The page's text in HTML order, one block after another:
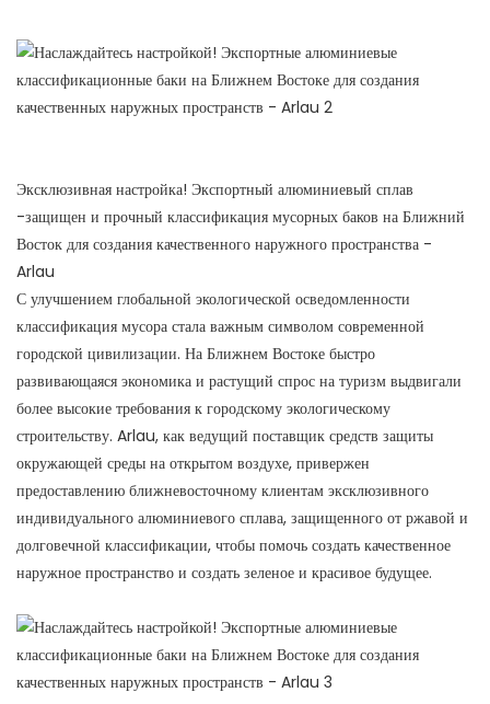
Эксклюзивная настройка! Экспортный алюминиевый сплав
-защищен и прочный классификация мусорных баков на Ближний
Восток для создания качественного наружного пространства -
Arlau
С улучшением глобальной экологической осведомленности
классификация мусора стала важным символом современной
городской цивилизации. На Ближнем Востоке быстро
развивающаяся экономика и растущий спрос на туризм выдвигали
более высокие требования к городскому экологическому
строительству. Arlau, как ведущий поставщик средств защиты
окружающей среды на открытом воздухе, привержен
предоставлению ближневосточному клиентам эксклюзивного
индивидуального алюминиевого сплава, защищенного от ржавой и
долговечной классификации, чтобы помочь создать качественное
наружное пространство и создать зеленое и красивое будущее.